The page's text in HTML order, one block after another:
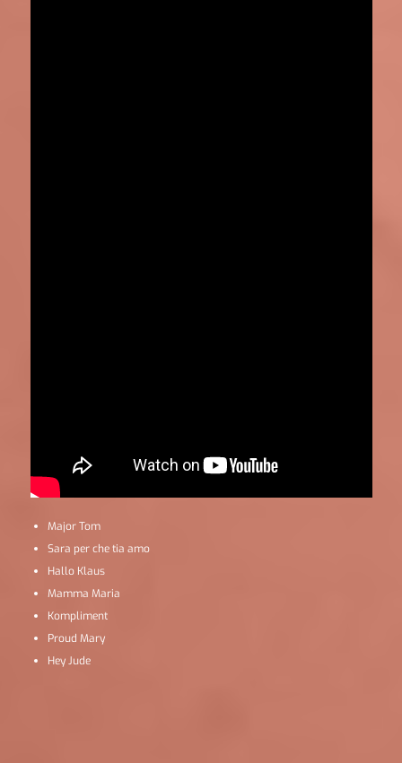
Major Tom
Sara per che tia amo
Hallo Klaus
Mamma Maria
Kompliment
Proud Mary
Hey Jude